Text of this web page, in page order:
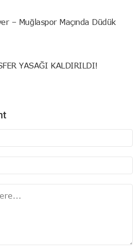
– Muğlaspor Maçında Düdük
YASAĞI KALDIRILDI!